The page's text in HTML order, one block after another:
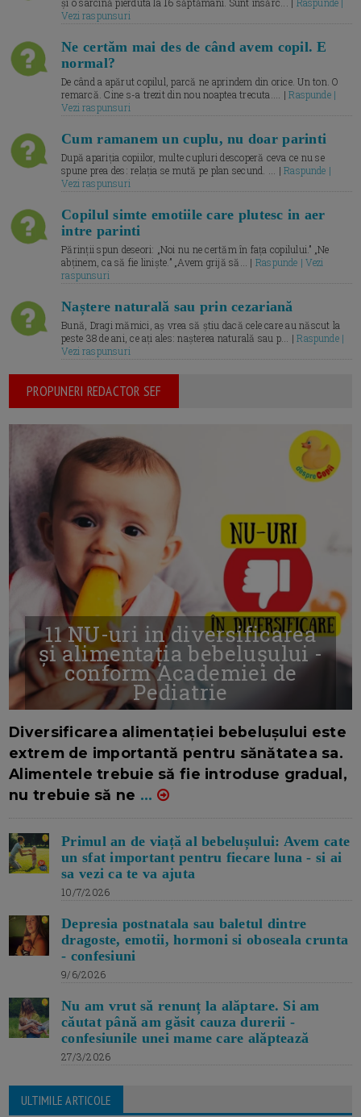
și o sarcină pierduta la 16 săptămâni. Sunt însărc... | Raspunde |
Vezi raspunsuri
Ne certăm mai des de când avem copil. E
normal?
De când a apărut copilul, parcă ne aprindem din orice. Un ton. O
remarcă. Cine s-a trezit din nou noaptea trecuta.... |Raspunde |
Vezi raspunsuri
Cum ramanem un cuplu, nu doar parinti
După apariția copiilor, multe cupluri descoperă ceva ce nu se
spune prea des: relația se mută pe plan secund. ... |Raspunde |
Vezi raspunsuri
Copilul simte emotiile care plutesc in aer
intre parinti
Părinții spun deseori: „Noi nu ne certăm în fața copilului.” „Ne
abținem, ca să fie liniște.” „Avem grijă să... | Raspunde | Vezi
raspunsuri
Naștere naturală sau prin cezariană
Bună, Dragi mămici, aș vrea să știu dacă cele care au născut la
peste 38 de ani, ce ați ales: nașterea naturală sau p... |Raspunde |
Vezi raspunsuri
PROPUNERI REDACTOR SEF
11 NU-uri in diversificarea
și alimentația bebelușului -
conform Academiei de
Pediatrie
Diversificarea alimentației bebelușului este
extrem de importantă pentru sănătatea sa.
Alimentele trebuie să fie introduse gradual,
nu trebuie să ne ...
Primul an de viață al bebelușului: Avem cate
un sfat important pentru fiecare luna - si ai
sa vezi ca te va ajuta
10/7/2026
Depresia postnatala sau baletul dintre
dragoste, emotii, hormoni si oboseala crunta
- confesiuni
9/6/2026
Nu am vrut să renunț la alăptare. Si am
căutat până am găsit cauza durerii -
confesiunile unei mame care alăptează
27/3/2026
ULTIMILE ARTICOLE